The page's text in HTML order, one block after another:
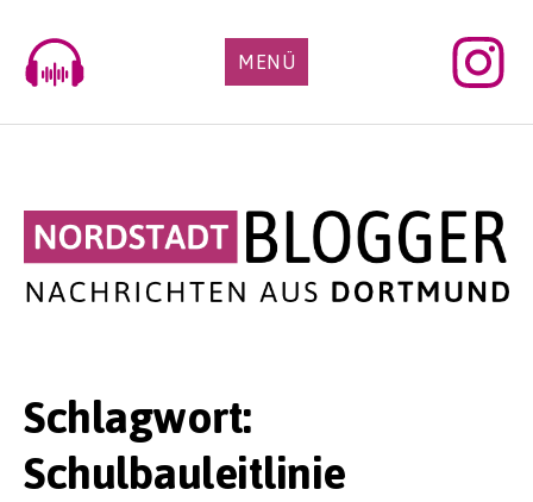
content
MENÜ
Schlagwort:
Schulbauleitlinie